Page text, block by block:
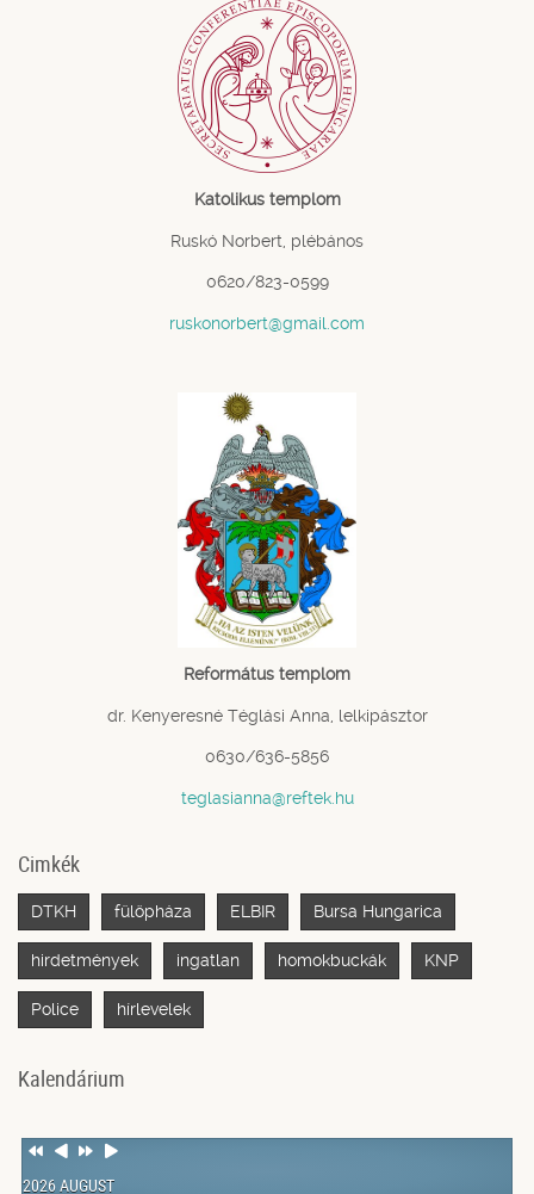
Katolikus templom
Ruskó Norbert, plébános
0620/823-0599
ruskonorbert@gmail.com
Református templom
dr. Kenyeresné Téglási Anna, lelkipásztor
0630/636-5856
teglasianna@reftek.hu
Cimkék
DTKH fülöpháza ELBIR Bursa Hungarica
hirdetmények ingatlan homokbuckák KNP
Police hírlevelek
Kalendárium
Previous
Previous
NextNext
2026 AUGUST